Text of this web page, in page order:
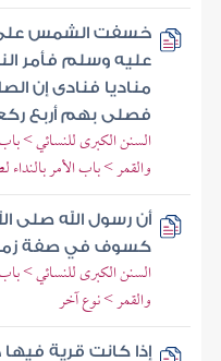
خسفت الشمس على
عليه وسلم فأمر
مناديا فنادى إن
فصلى بهم أربع
السنن الكبرى للنسائي
والقمر > باب الأمر
أن رسول الله صلى
كسوف في صفة
السنن الكبرى للنسائي
والقمر > نوع آخر
إذا كانت قرية